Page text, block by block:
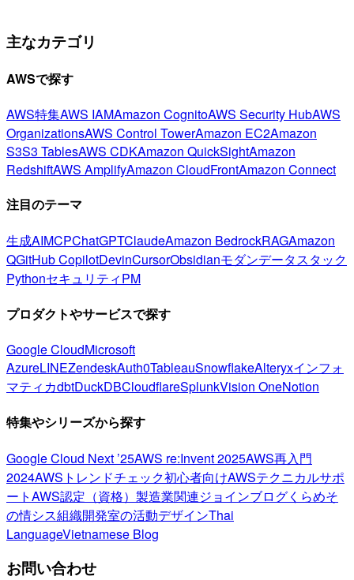
主なカテゴリ
AWSで探す
AWS特集AWS IAMAmazon CognitoAWS Security HubAWS
OrganizationsAWS Control TowerAmazon EC2Amazon
S3S3 TablesAWS CDKAmazon QuickSightAmazon
RedshiftAWS AmplifyAmazon CloudFrontAmazon Connect
注目のテーマ
生成AIMCPChatGPTClaudeAmazon BedrockRAGAmazon
QGitHub CopilotDevinCursorObsidianモダンデータスタック
PythonセキュリティPM
プロダクトやサービスで探す
Google CloudMicrosoft
AzureLINEZendeskAuth0TableauSnowflakeAlteryxインフォ
マティカdbtDuckDBCloudflareSplunkVision OneNotion
特集やシリーズから探す
Google Cloud Next ’25AWS re:Invent 2025AWS再入門
2024AWSトレンドチェック初心者向けAWSテクニカルサポ
ートAWS認定（資格） 製造業関連ジョインブログくらめそ
の情シス組織開発室の活動デザインThai
LanguageVietnamese Blog
お問い合わせ